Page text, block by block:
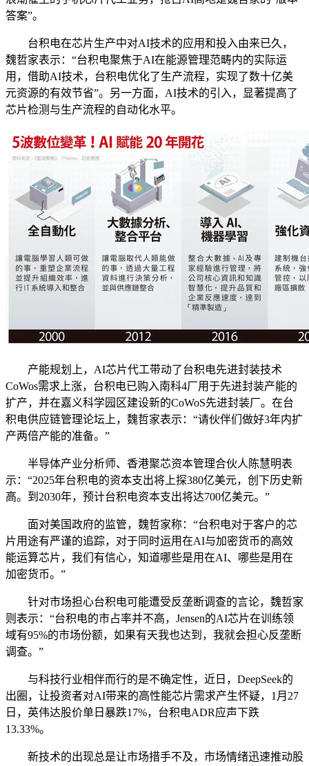
答案”。
台积电在芯片生产中对AI技术的应用和投入由来已久，
魏哲家表示：“台积电聚焦于AI在能源管理范畴内的实际运
用，借助AI技术，台积电优化了生产流程，实现了数十亿美
元资源的有效节省”。另一方面，AI技术的引入，显著提高了
芯片检测与生产流程的自动化水平。
产能规划上，AI芯片代工带动了台积电先进封装技术
CoWos需求上涨，台积电已购入南科4厂用于先进封装产能的
扩产，并在嘉义科学园区建设新的CoWoS先进封装厂。在台
积电供应链管理论坛上，魏哲家表示：“请伙伴们做好3年内扩
产两倍产能的准备。”
半导体产业分析师、香港聚芯资本管理合伙人陈慧明表
示：“2025年台积电的资本支出将上探380亿美元，创下历史新
高。到2030年，预计台积电资本支出将达700亿美元。”
面对美国政府的监管，魏哲家称：“台积电对于客户的芯
片用途有严谨的追踪，对于同时运用在AI与加密货币的高效
能运算芯片，我们有信心，知道哪些是用在AI、哪些是用在
加密货币。”
针对市场担心台积电可能遭受反垄断调查的言论，魏哲家
则表示：“台积电的市占率并不高，Jensen的AI芯片在训练领
域有95%的市场份额，如果有天我也达到，我就会担心反垄断
调查。”
与科技行业相伴而行的是不确定性，近日，DeepSeek的
出圈，让投资者对AI带来的高性能芯片需求产生怀疑，1月27
日，英伟达股价单日暴跌17%，台积电ADR应声下跌
13.33%。
新技术的出现总是让市场措手不及，市场情绪迅速推动股